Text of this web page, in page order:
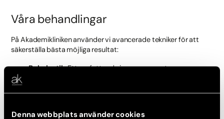
Denna webbplats använder cookies
Våra behandlingar
På Akademikliniken använder vi avancerade tekniker för att
säkerställa bästa möjliga resultat:
Bukplastik:Ett omfattande ingrepp som stramar upp
Mini-bukplastik:En mindre invasiv variant av bukplastik